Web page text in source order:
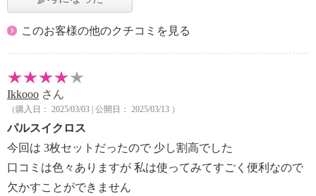
このお客様の他のクチコミを見る
Ikkooo さん
（購入日： 2025/03/03 | 公開日： 2025/03/13 ）
パルスイクロス
今回は 3枚セットだったので 少し割高でした
口コミは色々ありますが 私は使ってみてすごく便利なので
欠かすことができません